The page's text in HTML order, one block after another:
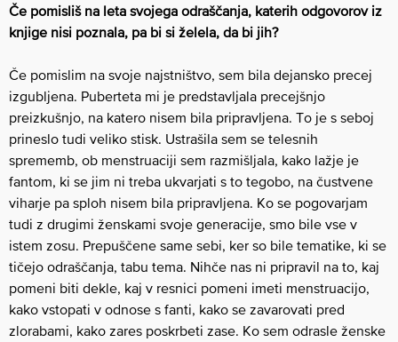
Če pomisliš na leta svojega odraščanja, katerih odgovorov iz
knjige nisi poznala, pa bi si želela, da bi jih?
Če pomislim na svoje najstništvo, sem bila dejansko precej
izgubljena. Puberteta mi je predstavljala precejšnjo
preizkušnjo, na katero nisem bila pripravljena. To je s seboj
prineslo tudi veliko stisk. Ustrašila sem se telesnih
sprememb, ob menstruaciji sem razmišljala, kako lažje je
fantom, ki se jim ni treba ukvarjati s to tegobo, na čustvene
viharje pa sploh nisem bila pripravljena. Ko se pogovarjam
tudi z drugimi ženskami svoje generacije, smo bile vse v
istem zosu. Prepuščene same sebi, ker so bile tematike, ki se
tičejo odraščanja, tabu tema. Nihče nas ni pripravil na to, kaj
pomeni biti dekle, kaj v resnici pomeni imeti menstruacijo,
kako vstopati v odnose s fanti, kako se zavarovati pred
zlorabami, kako zares poskrbeti zase. Ko sem odrasle ženske